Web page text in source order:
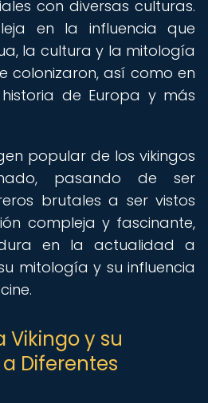
con diversas culturas.
en la influencia que
la cultura y la mitología
colonizaron, así como en
de Europa y más
popular de los vikingos
pasando de ser
brutales a ser vistos
compleja y fascinante,
en la actualidad a
mitología y su influencia
Vikingo y su
Diferentes